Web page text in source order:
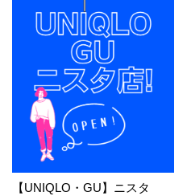
【UNIQLO・GU】ニスタ